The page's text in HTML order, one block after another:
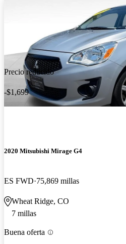
Precio reducido
-$1,699
2020 Mitsubishi Mirage G4
ES FWD 75,869 millas
Wheat Ridge, CO
7 millas
Buena oferta